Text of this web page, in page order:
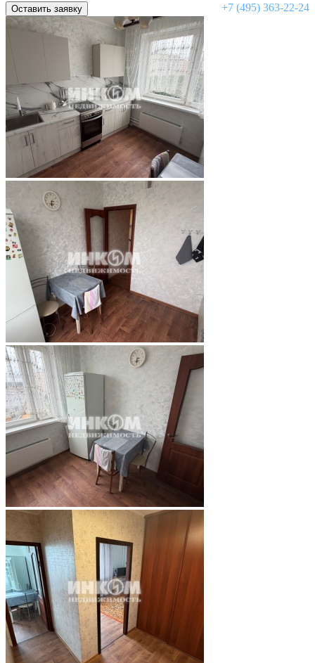
+7 (495) 363-22-24
Оставить заявку